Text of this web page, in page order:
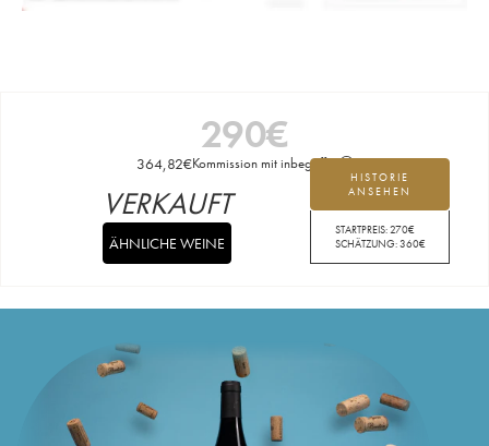
290€
364,82€Kommission mit inbegriffen
HISTORIE
ANSEHEN
STARTPREIS:270€
SCHÄTZUNG:360€
VERKAUFT
ÄHNLICHE WEINE